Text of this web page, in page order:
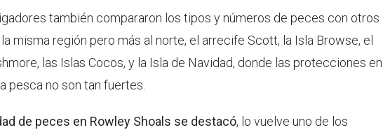
también compararon los tipos y números de peces con otros
la misma región pero más al norte, el arrecife Scott, la Isla Browse, el
las Islas Cocos, y la Isla de Navidad, donde las protecciones en
pesca no son tan fuertes.
de peces en Rowley Shoals se destacó, lo vuelve uno de los